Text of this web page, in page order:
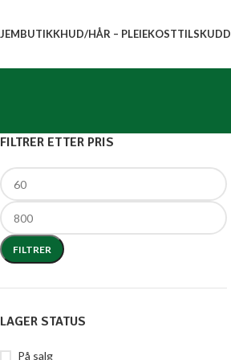
BUTIKKHUD/HÅR – PLEIEKOSTTILSKUDD
FILTRER ETTER PRIS
FILTRER
LAGER STATUS
På salg